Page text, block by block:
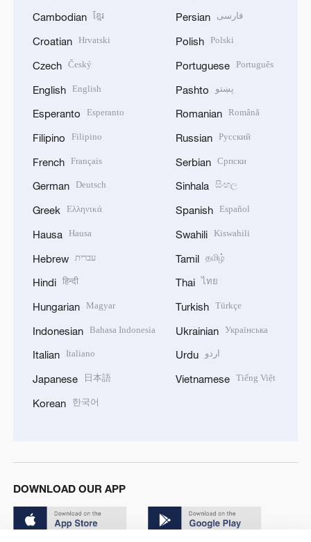
Cambodian ខ្មែរ
Croatian Hrvatski
Czech Český
English English
Esperanto Esperanto
Filipino Filipino
French Français
German Deutsch
Greek Ελληνικά
Hausa Hausa
Hebrew עברית
Hindi हिन्दी
Hungarian Magyar
Indonesian Bahasa Indonesia
Italian Italiano
Japanese 日本語
Korean 한국어
Persian فارسی
Polish Polski
Portuguese Português
Pashto پښتو
Romanian Română
Russian Русский
Serbian Српски
Sinhala සිංහල
Spanish Español
Swahili Kiswahili
Tamil தமிழ்
Thai ไทย
Turkish Türkçe
Ukrainian Українська
Urdu اردو
Vietnamese Tiếng Việt
DOWNLOAD OUR APP